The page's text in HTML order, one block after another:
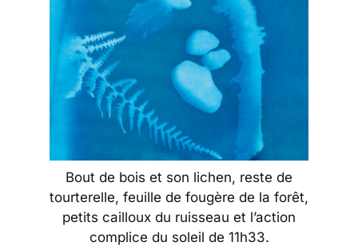
Bout de bois et son lichen, reste de
tourterelle, feuille de fougère de la forêt,
petits cailloux du ruisseau et l’action
complice du soleil de 11h33.